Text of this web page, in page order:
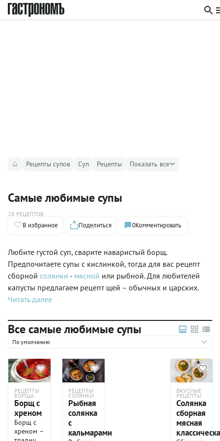
Рецепты супов Суп Рецепты Показать все
Самые любимые супы
28 РЕЦЕПТОВ
В избранное Поделиться 0Комментировать
Любите густой суп, сварите наваристый борщ.
Предпочитаете супы с кислинкой, тогда для вас рецепт
сборной солянки - мясной или рыбной. Для любителей
капусты предлагаем рецепт щей – обычных и царских.
Читать далее
Все самые любимые супы
По умолчанию
РЕЦЕПТЫ
БОРЩА
Борщ с
хреном
Борщ с
хреном –
РЕЦЕПТЫ
СОЛЯНКИ
Рыбная
солянка
с
кальмарами
ВКУСНЫЕ
РЕЦЕПТЫ
Солянка
сборная
мясная